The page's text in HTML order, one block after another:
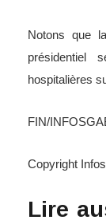
Notons que
présidentiel
hospitalières
FIN/
Copyright
Lire